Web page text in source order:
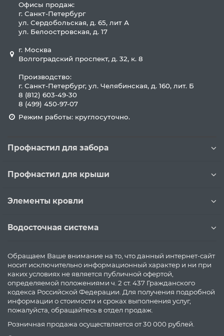
Офисы продаж:
г. Санкт-Петербург
ул. Сердобольская, д. 65, лит А
ул. Белоостровская, д. 17
г. Москва
Волгоградский проспект, д. 32, к. 8
Производство:
г. Санкт-Петербург, ул. Челябинская, д. 160, лит. Б
8 (812) 603-49-30
8 (499) 450-97-07
Режим работы: круглосуточно.
Профнастил для забора
Профнастил для крыши
Элементы кровли
Водосточная система
Обращаем Ваше внимание на то, что данный интернет-сайт
носит исключительно информационный характер и ни при
каких условиях не является публичной офертой,
определяемой положениями ч. 2 ст. 437 Гражданского
кодекса Российской Федерации. Для получения подробной
информации о стоимости и сроках выполнения услуг,
пожалуйста, обращайтесь в отдел продаж.
Розничная продажа осуществляется от 30 000 рублей.